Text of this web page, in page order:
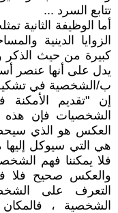
تتابع السرد ...
أما الوظيفة الثانية
الزوايا الدينية
كبيرة من حيث الذكر
يدل على أنها عنصر
ب/الشخصية في
إن "تقديم الأمكنة
الشخصيات فإن هذه
العكس هو الذي
فلا يمكننا فهم
والعكس صحيح فلا
التعرف على